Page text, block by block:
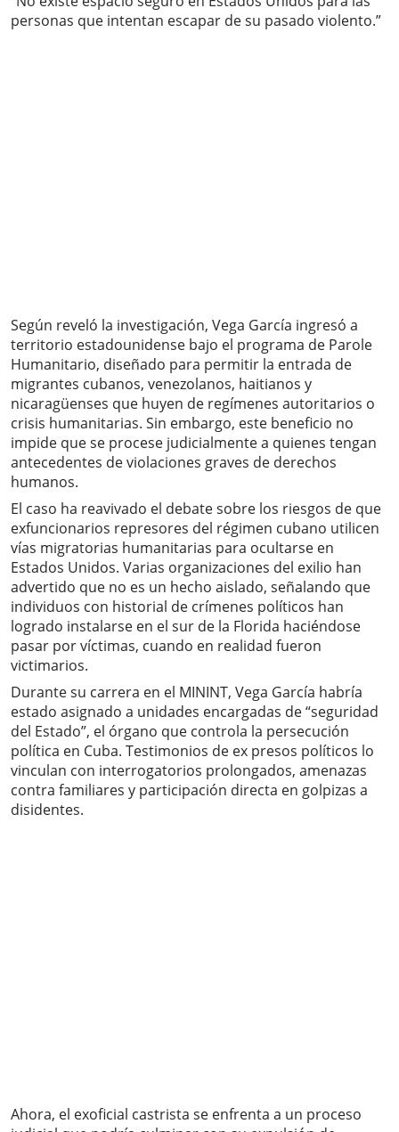
personas que intentan escapar de su pasado violento.”
Según reveló la investigación, Vega García ingresó a
territorio estadounidense bajo el programa de Parole
Humanitario, diseñado para permitir la entrada de
migrantes cubanos, venezolanos, haitianos y
nicaragüenses que huyen de regímenes autoritarios o
crisis humanitarias. Sin embargo, este beneficio no
impide que se procese judicialmente a quienes tengan
antecedentes de violaciones graves de derechos
humanos.
El caso ha reavivado el debate sobre los riesgos de que
exfuncionarios represores del régimen cubano utilicen
vías migratorias humanitarias para ocultarse en
Estados Unidos. Varias organizaciones del exilio han
advertido que no es un hecho aislado, señalando que
individuos con historial de crímenes políticos han
logrado instalarse en el sur de la Florida haciéndose
pasar por víctimas, cuando en realidad fueron
victimarios.
Durante su carrera en el MININT, Vega García habría
estado asignado a unidades encargadas de “seguridad
del Estado”, el órgano que controla la persecución
política en Cuba. Testimonios de ex presos políticos lo
vinculan con interrogatorios prolongados, amenazas
contra familiares y participación directa en golpizas a
disidentes.
Ahora, el exoficial castrista se enfrenta a un proceso